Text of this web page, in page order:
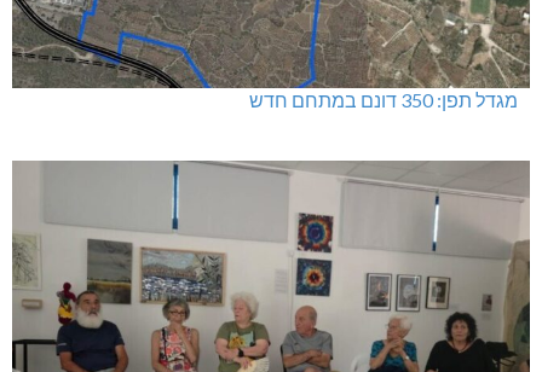
מגדל תפן: 350 דונם במתחם חדש